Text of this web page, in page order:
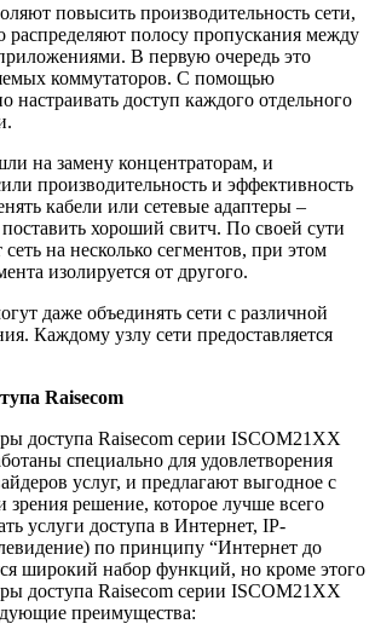
повысить производительность сети,
распределяют полосу пропускания между
В первую очередь это
коммутаторов. С помощью
настраивать доступ каждого отдельного
на замену концентраторам, и
производительность и эффективность
кабели или сетевые адаптеры –
поставить хороший свитч. По своей сути
на несколько сегментов, при этом
изолируется от другого.
даже объединять сети с различной
Каждому узлу сети предоставляется
Raiseсom
доступа Raiseсom серии ISCOM21XX
специально для удовлетворения
услуг, и предлагают выгодное с
зрения решение, которое лучше всего
услуги доступа в Интернет, IP-
по принципу “Интернет до
широкий набор функций, но кроме этого
доступа Raiseсom серии ISCOM21XX
преимущества: